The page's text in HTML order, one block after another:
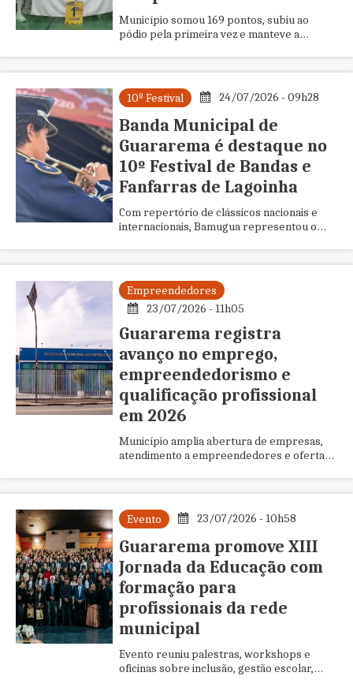
Município somou 169 pontos, subiu ao
pódio pela primeira vez e manteve a
10º Festival 24/07/2026 - 09h28
Banda Municipal de
Guararema é destaque no
10º Festival de Bandas e
Fanfarras de Lagoinha
Com repertório de clássicos nacionais e
internacionais, Bamugua representou o
Empreendedores
23/07/2026 - 11h05
Guararema registra
avanço no emprego,
empreendedorismo e
qualificação profissional
em 2026
Município amplia abertura de empresas,
atendimento a empreendedores e oferta
Evento 23/07/2026 - 10h58
Guararema promove XIII
Jornada da Educação com
formação para
profissionais da rede
municipal
Evento reuniu palestras, workshops e
oficinas sobre inclusão, gestão escolar,